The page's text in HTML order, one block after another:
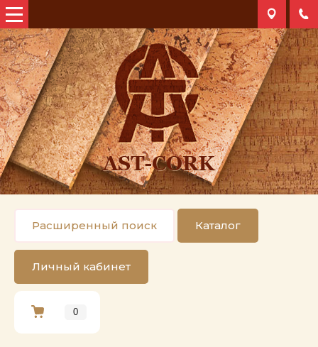
Расширенный поиск Каталог
Личный кабинет
0